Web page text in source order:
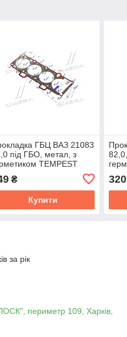
ГБЦ ВАЗ 21083
під ГБО, метал, з
TEMPEST
₴
Купити
320
за рік
периметр 109, Харків,